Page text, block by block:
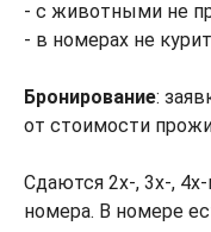
- с животными не
- в номерах не
Бронирование:
от стоимости
Сдаются 2х-, 3х-,
номера. В номере